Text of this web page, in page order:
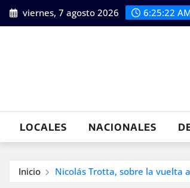
Saltar
al
viernes, 7 agosto 2026 6:25:23
LOCALES NACIONALES
Inicio Nicolás Trotta, sobre la vuelta